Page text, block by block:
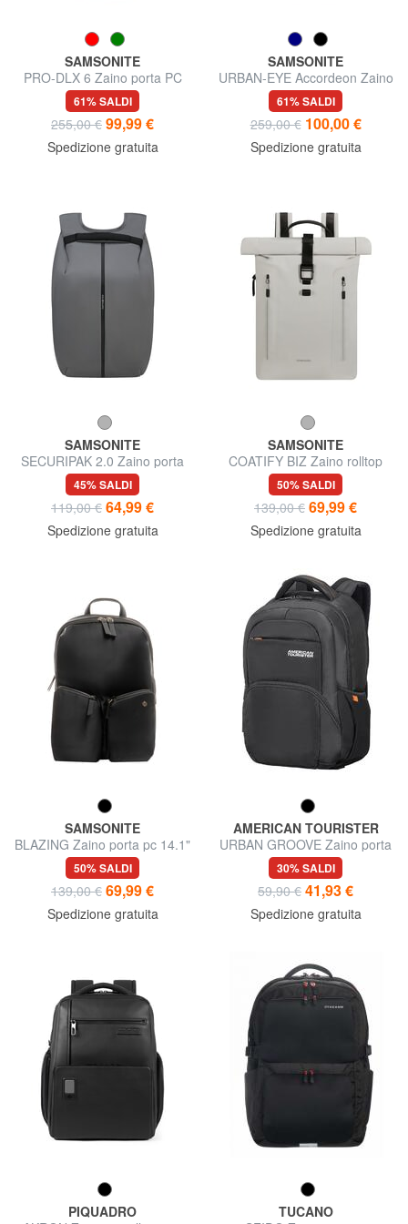
SAMSONITE
PRO-DLX 6 Zaino porta PC
14"
61% SALDI
255,00 € 99,99 €
Spedizione gratuita
SAMSONITE
URBAN-EYE Accordeon Zaino
porta pc 15.6"
61% SALDI
259,00 € 100,00 €
Spedizione gratuita
SAMSONITE
SECURIPAK 2.0 Zaino porta
pc 14.1"
45% SALDI
119,00 € 64,99 €
Spedizione gratuita
SAMSONITE
COATIFY BIZ Zaino rolltop
porta pc 15.6"
50% SALDI
139,00 € 69,99 €
Spedizione gratuita
SAMSONITE
BLAZING Zaino porta pc 14.1"
50% SALDI
139,00 € 69,99 €
Spedizione gratuita
AMERICAN TOURISTER
URBAN GROOVE Zaino porta
PC 15.6"
30% SALDI
59,90 € 41,93 €
Spedizione gratuita
PIQUADRO
TUCANO